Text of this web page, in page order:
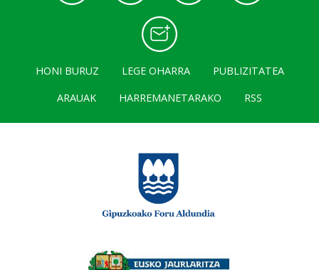
HONI BURUZ LEGE OHARRA
PUBLIZITATEA
ARAUAK
HARREMANETARAKO RSS